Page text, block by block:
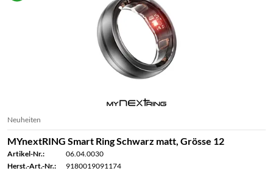
Neuheiten
MYnextRING Smart Ring Schwarz matt, Grösse 12
Artikel-Nr.:
06.04.0030
Herst.-Art.-Nr.:
9180019091174